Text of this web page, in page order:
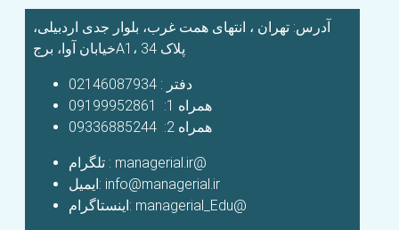
آدرس: تهران ، انتهای همت غرب، بلوار جدی اردبیلی،
خیابان آوا، برجA1، پلاک 34
همراه 1: 09199952861
همراه 2: 09336885244
تلگرام : managerial.ir@
ایمیل: info@managerial.ir
اینستاگرام: managerial_Edu@